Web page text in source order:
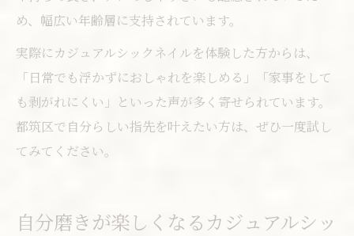
め、幅広い年齢層に支持されています。
実際にカジュアルシックネイルを体験した方からは、
「日常でも浮かずにおしゃれを楽しめる」「家事をして
も剥がれにくい」といった声が多く寄せられています。
都筑区で自分らしい指先を叶えたい方は、ぜひ一度試し
てみてください。
自分磨きが楽しくなるカジュアルシッ